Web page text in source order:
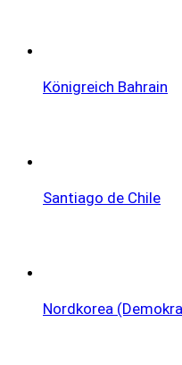
Königreich Bahrain
Santiago de Chile
Nordkorea